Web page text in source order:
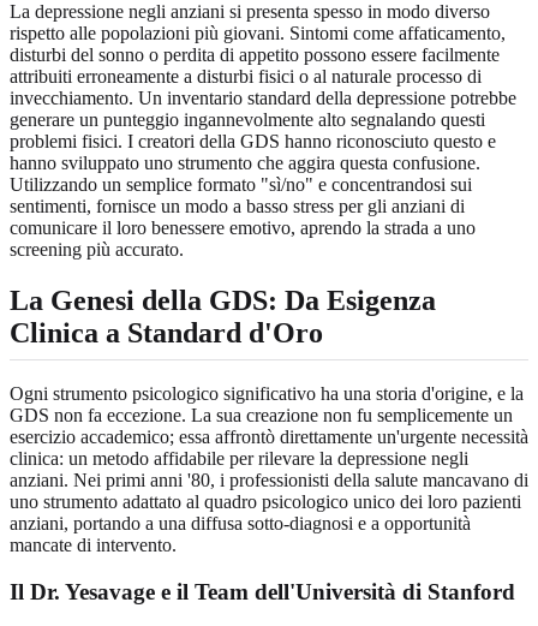
La depressione negli anziani si presenta spesso in modo diverso
rispetto alle popolazioni più giovani. Sintomi come affaticamento,
disturbi del sonno o perdita di appetito possono essere facilmente
attribuiti erroneamente a disturbi fisici o al naturale processo di
invecchiamento. Un inventario standard della depressione potrebbe
generare un punteggio ingannevolmente alto segnalando questi
problemi fisici. I creatori della GDS hanno riconosciuto questo e
hanno sviluppato uno strumento che aggira questa confusione.
Utilizzando un semplice formato "sì/no" e concentrandosi sui
sentimenti, fornisce un modo a basso stress per gli anziani di
comunicare il loro benessere emotivo, aprendo la strada a uno
screening più accurato.
La Genesi della GDS: Da Esigenza
Clinica a Standard d'Oro
Ogni strumento psicologico significativo ha una storia d'origine, e la
GDS non fa eccezione. La sua creazione non fu semplicemente un
esercizio accademico; essa affrontò direttamente un'urgente necessità
clinica: un metodo affidabile per rilevare la depressione negli
anziani. Nei primi anni '80, i professionisti della salute mancavano di
uno strumento adattato al quadro psicologico unico dei loro pazienti
anziani, portando a una diffusa sotto-diagnosi e a opportunità
mancate di intervento.
Il Dr. Yesavage e il Team dell'Università di Stanford